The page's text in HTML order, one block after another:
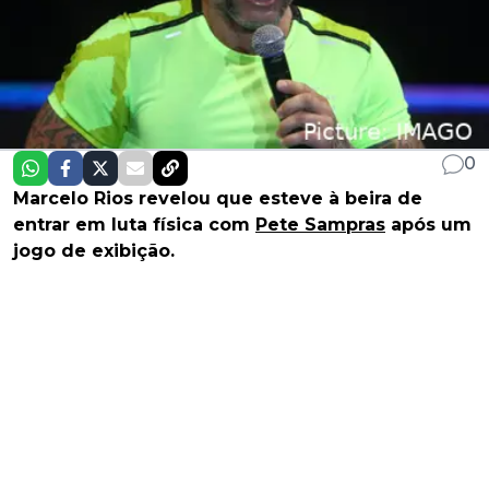
0
Marcelo Rios revelou que esteve à beira de
entrar em luta física com Pete Sampras após um
jogo de exibição.